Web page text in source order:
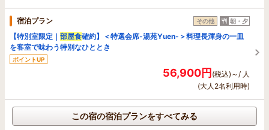
宿泊プラン その他 朝・夕
【特別室限定｜ 部屋食確約】＜特選会席-湯苑Yuen-＞料理長渾身の一皿
を客室で味わう特別なひととき
ポイントUP
56,900円(税込)～/ 人
(大人2名利用時)
この宿の宿泊プランをすべてみる